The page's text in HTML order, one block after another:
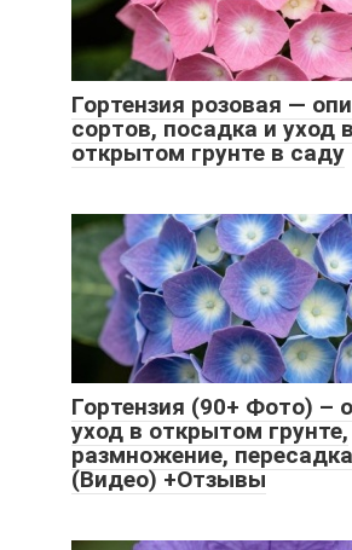
Гортензия розовая —
сортов, посадка и уход
открытом грунте в саду
Гортензия (90+ Фото) –
уход в открытом грунте,
размножение,
(Видео) +Отзывы